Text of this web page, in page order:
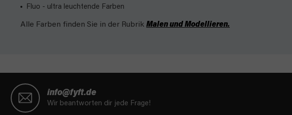
Fluo - ultra leuchtende Farben
Alle Farben finden Sie in der Rubrik Malen und Modellieren.
info@fyft.de
Wir beantworten dir jede Frage!